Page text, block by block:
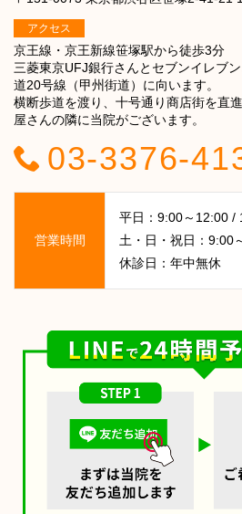
アクセス
京王線・京王新線笹塚駅から徒歩3分
三菱東京UFJ銀行さんとセブンイレブ
道20号線（甲州街道）に向います。
横断歩道を渡り、十号通り商店街を直
屋さんの隣に当院がございます。
03-3376-
営業時間
平日：9:00～12:00 /
土・日・祝日：9:00
休診日：年中無休